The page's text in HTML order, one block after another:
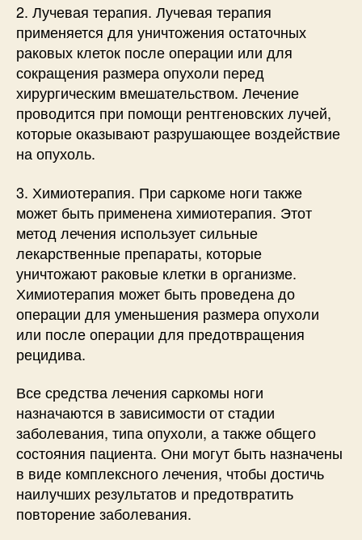
2. Лучевая терапия. Лучевая терапия
применяется для уничтожения остаточных
раковых клеток после операции или для
сокращения размера опухоли перед
хирургическим вмешательством. Лечение
проводится при помощи рентгеновских лучей,
которые оказывают разрушающее воздействие
на опухоль.
3. Химиотерапия. При саркоме ноги также
может быть применена химиотерапия. Этот
метод лечения использует сильные
лекарственные препараты, которые
уничтожают раковые клетки в организме.
Химиотерапия может быть проведена до
операции для уменьшения размера опухоли
или после операции для предотвращения
рецидива.
Все средства лечения саркомы ноги
назначаются в зависимости от стадии
заболевания, типа опухоли, а также общего
состояния пациента. Они могут быть назначены
в виде комплексного лечения, чтобы достичь
наилучших результатов и предотвратить
повторение заболевания.